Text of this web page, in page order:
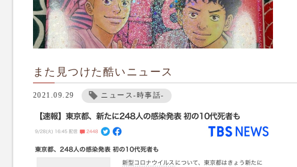
また見つけた酷いニュース
2021.09.29 ニュース-時事話-